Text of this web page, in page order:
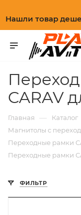
Нашли товар
CARAV
Главная — Каталог
Магнитолы с
Переходные рамки
Переходные рамки
ФИЛЬТР